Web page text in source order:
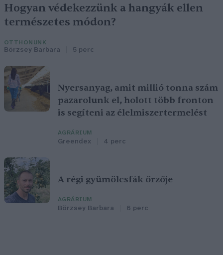
Hogyan védekezzünk a hangyák ellen
természetes módon?
OTTHONUNK
Börzsey Barbara 5 perc
Nyersanyag, amit millió tonna szám
pazarolunk el, holott több fronton
is segíteni az élelmiszertermelést
AGRÁRIUM
Greendex 4 perc
A régi gyümölcsfák őrzője
AGRÁRIUM
Börzsey Barbara 6 perc